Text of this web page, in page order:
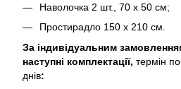
Наволочка 2 шт., 70 х 50 см;
Простирадло 150 х 210 см.
За індивідуальним
наступні комплектації, термін
днів: